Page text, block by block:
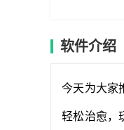
软件介绍
今天为大家
轻松治愈，